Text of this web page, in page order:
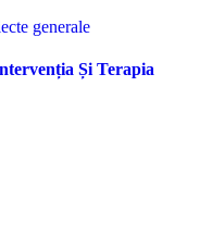
generale
Și Terapia